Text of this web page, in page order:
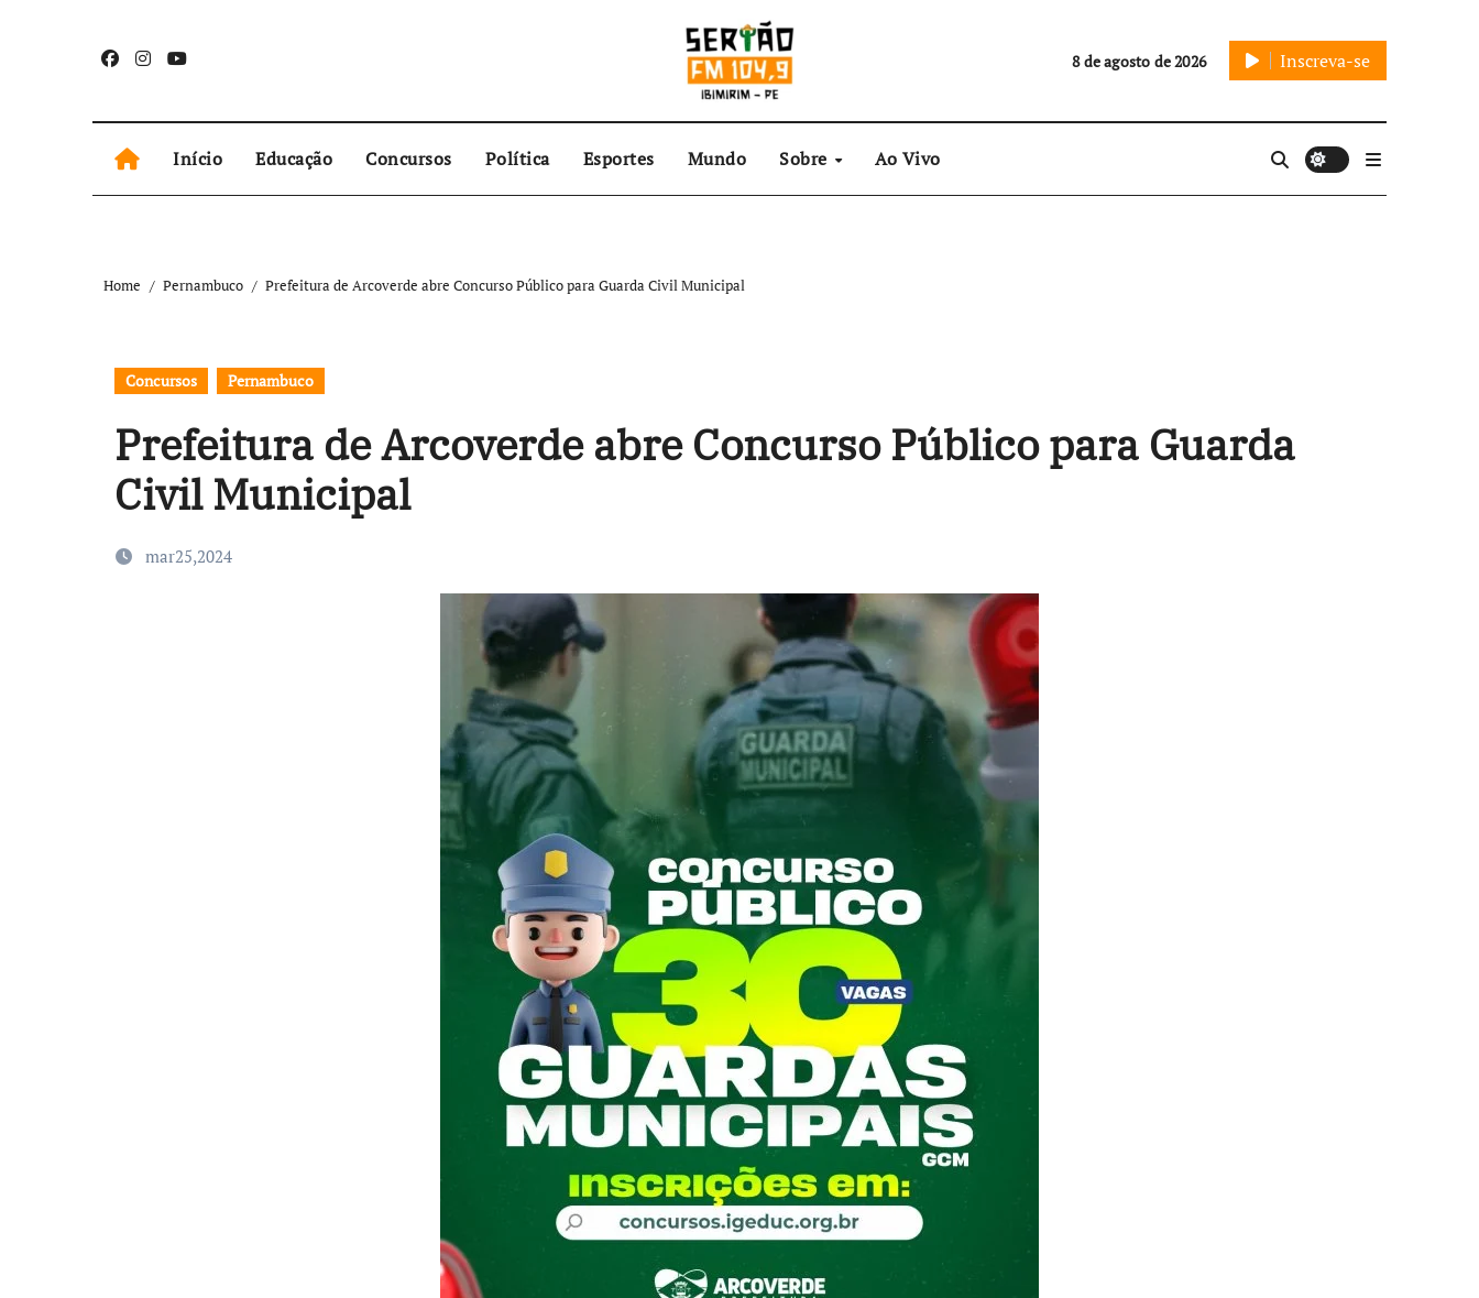
8 de agosto de 2026 Inscreva-se
Início Educação Concursos Política Esportes Mundo Sobre Ao Vivo
Home Pernambuco Prefeitura de Arcoverde abre Concurso Público para Guarda Civil Municipal
Concursos Pernambuco
Prefeitura de Arcoverde abre Concurso Público para Guarda
Civil Municipal
mar25,2024